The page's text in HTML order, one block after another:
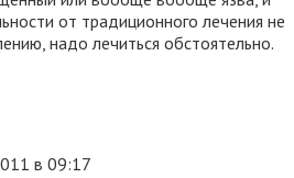
от традиционного лечения не
надо лечиться обстоятельно.
в 09:17